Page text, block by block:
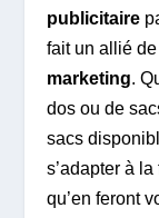
publicitaire
fait un allié
marketing.
dos ou de
sacs
s’adapter à
qu’en feront